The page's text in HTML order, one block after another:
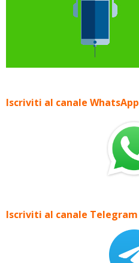
Iscriviti al canale WhatsApp
Iscriviti al canale Telegram